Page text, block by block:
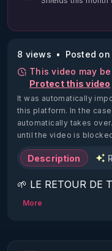
8 views
Posted
This video may
Protect this video
It was automatically
this platform. In the
automatically takes
until the video is
Description
🌱 LE RETOUR DE
2022)!
https://www.rgnr.fr/
More